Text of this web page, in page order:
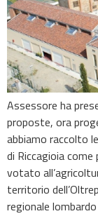
Assessore ha
proposte, ora
abbiamo raccolto
di Riccagioia
votato
territorio
regionale